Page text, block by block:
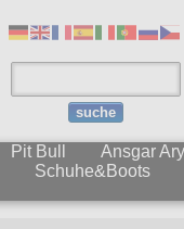
suche
Pit Bull Ansgar
Schuhe&Boots